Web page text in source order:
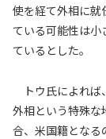
使を経て外相に就
ている可能性は小
ているとした。
トウ氏によれば
外相という特殊な
合、米国籍となる